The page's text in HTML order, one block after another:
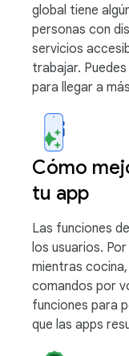
global tiene
personas con
servicios
trabajar.
para llegar a
Cómo
tu app
Las funciones
los usuarios.
mientras
comandos por
funciones para
que las apps